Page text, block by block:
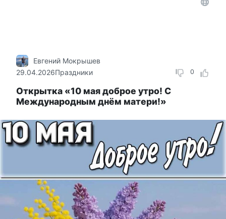
0
Евгений Мокрышев
29.04.2026Праздники
Открытка «10 мая доброе утро! С
Международным днём матери!»